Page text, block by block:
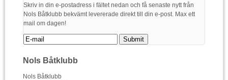
Skriv in din e-postadress i fältet nedan och få senaste nytt från
Nols Båtklubb bekvämt levererade direkt till din e-post. Max ett
mail om dagen!
Nols Båtklubb
Nols Båtklubb